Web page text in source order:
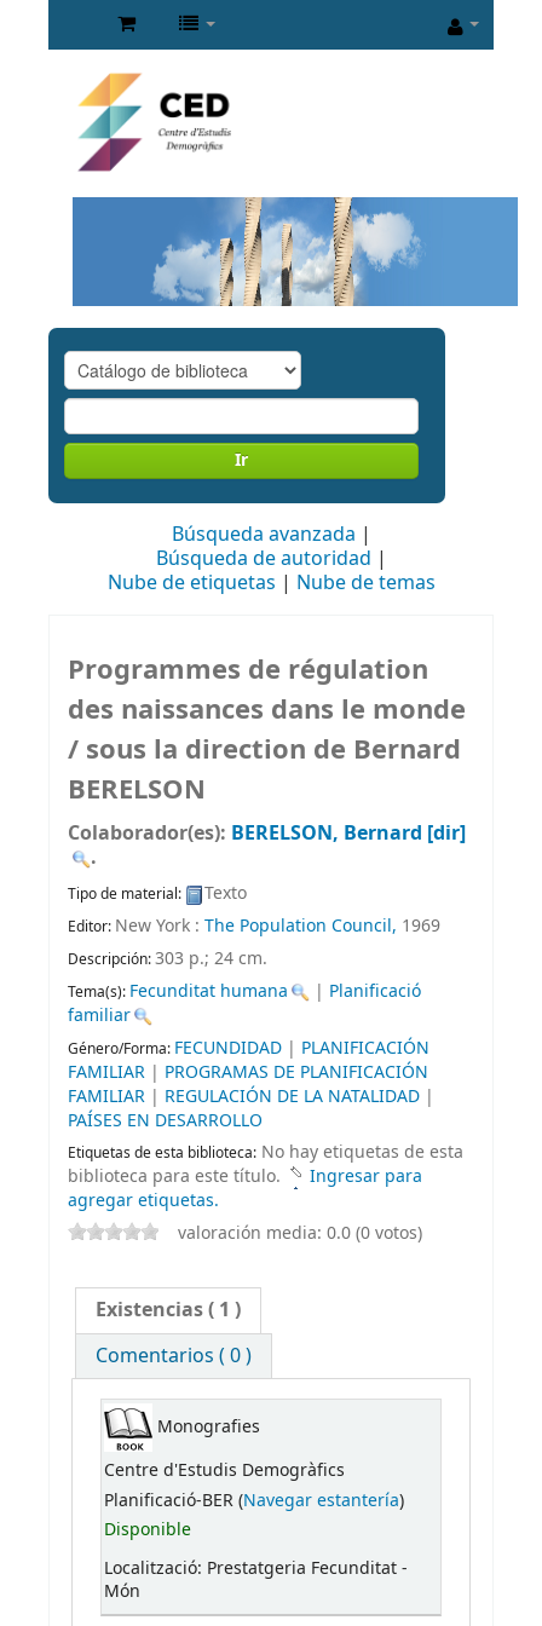
Ir
Búsqueda avanzada
Búsqueda de autoridad
Nube de etiquetas
Nube de temas
Programmes de régulation
des naissances dans le monde
/ sous la direction de Bernard
BERELSON
Colaborador(es): BERELSON, Bernard [dir]
.
Tipo de material: Texto
Editor: New York : The Population Council, 1969
Descripción:303 p.; 24 cm.
Tema(s): Fecunditat humana | Planificació
familiar
Género/Forma: FECUNDIDAD | PLANIFICACIÓN
FAMILIAR | PROGRAMAS DE PLANIFICACIÓN
FAMILIAR | REGULACIÓN DE LA NATALIDAD |
PAÍSES EN DESARROLLO
Etiquetas de esta biblioteca: No hay etiquetas de esta
biblioteca para este título.
Ingresar para
agregar etiquetas.
valoración media: 0.0 (0 votos)
Existencias( 1 )
Comentarios ( 0 )
Monografies
Centre d'Estudis Demogràfics
Planificació-BER (Navegar estantería)
Disponible
Localització: Prestatgeria Fecunditat -
Món